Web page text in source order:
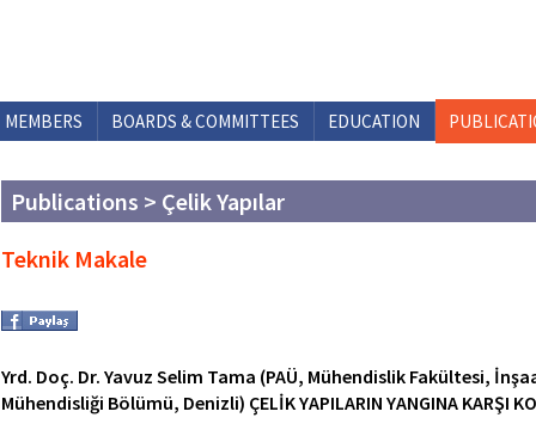
MEMBERS BOARDS & COMMITTEES EDUCATION
Publications > Çelik Yapılar
Teknik Makale
Yrd. Doç. Dr. Yavuz Selim Tama (PAÜ, Mühendislik Fakültesi,
Mühendisliği Bölümü, Denizli) ÇELİK YAPILARIN YANGINA KARŞI